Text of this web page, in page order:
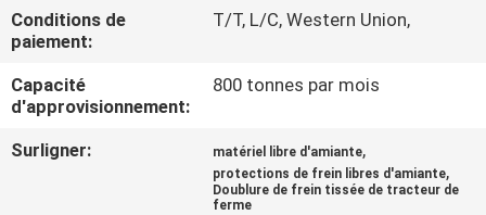
CONTACTEZ-
NOUS
DEMANDEZ
UNE
Conditions de
paiement:
T/T, L/C, Western Union,
Capacité
d'approvisionnement:
800 tonnes par mois
Surligner: matériel libre d'amiante,
protections de frein libres d'amiante,
Doublure de frein tissée de tracteur de
ferme